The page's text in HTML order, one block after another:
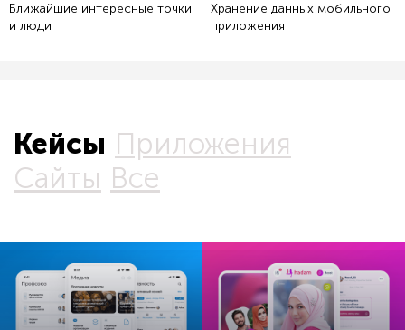
Ближайшие интересные точки
и люди
Хранение данных мобильного
приложения
Кейсы Приложения
Сайты Все